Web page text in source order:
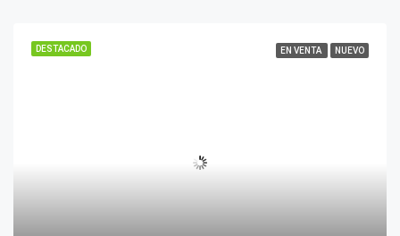
DESTACADO EN VENTA NUEVO